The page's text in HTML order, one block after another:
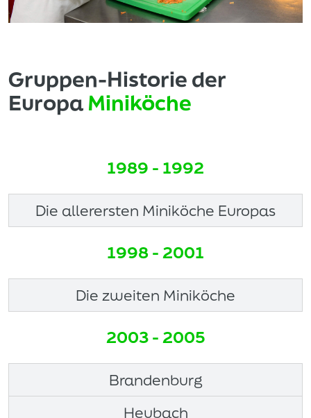
Gruppen-Historie der
EuropaMiniköche
1989 - 1992
Die allerersten Miniköche Europas
1998 - 2001
Die zweiten Miniköche
2003 - 2005
Brandenburg
Heubach